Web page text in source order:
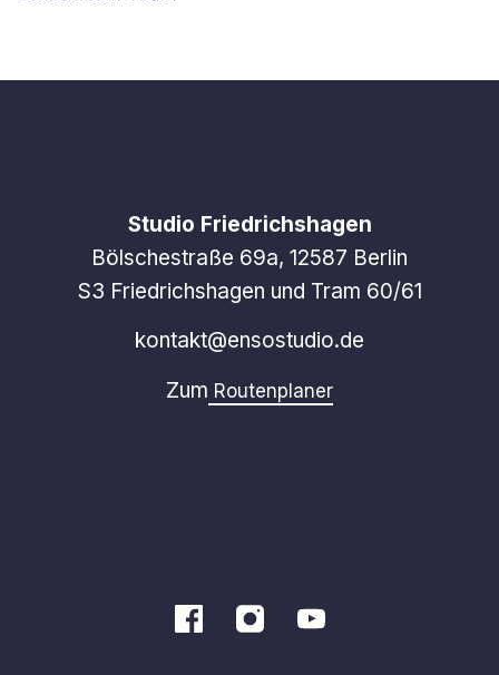
Studio Friedrichshagen
Bölschestraße 69a, 12587 Berlin
S3 Friedrichshagen und Tram 60/61
kontakt@ensostudio.de
Zum Routenplaner